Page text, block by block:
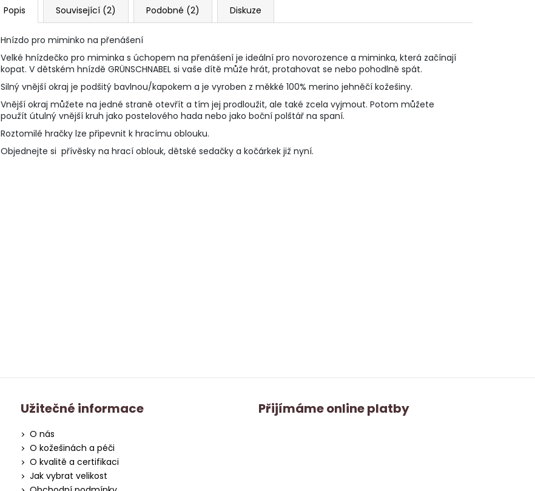
Popis Související (2) Podobné (2) Diskuze
Hnízdo pro miminko na přenášení
Velké hnízdečko pro miminka s úchopem na přenášení je ideální pro novorozence a miminka, která začínají
kopat. V dětském hnízdě GRÜNSCHNABEL si vaše dítě může hrát, protahovat se nebo pohodlně spát.
Silný vnější okraj je podšitý bavlnou/kapokem a je vyroben z měkké 100% merino jehněčí kožešiny.
Vnější okraj můžete na jedné straně otevřít a tím jej prodloužit, ale také zcela vyjmout. Potom můžete
použít útulný vnější kruh jako postelového hada nebo jako boční polštář na spaní.
Roztomilé hračky lze připevnit k hracímu oblouku.
Objednejte si přívěsky na hrací oblouk, dětské sedačky a kočárkek již nyní.
Užitečné informace
O nás
O kožešinách a péči
O kvalitě a certifikaci
Jak vybrat velikost
Přijímáme online platby